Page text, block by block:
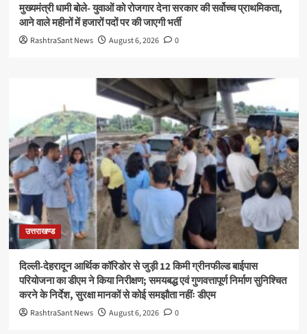
मुख्यमंत्री धामी बोले- युवाओं को रोजगार देना सरकार की सर्वोच्च प्राथमिकता,
आने वाले महीनों में हजारों पदों पर की जाएगी भर्ती
RashtraSant News August 6, 2026 0
उत्तराखण्ड
दिल्ली-देहरादून आर्थिक कॉरिडोर से जुड़ी 12 किमी ग्रीनफील्ड बाईपास
परियोजना का डीएम ने किया निरीक्षण; समयबद्ध एवं गुणवत्तापूर्ण निर्माण सुनिश्चित
करने के निर्देश, सुरक्षा मानकों से कोई समझौता नहींः डीएम
RashtraSant News August 6, 2026 0